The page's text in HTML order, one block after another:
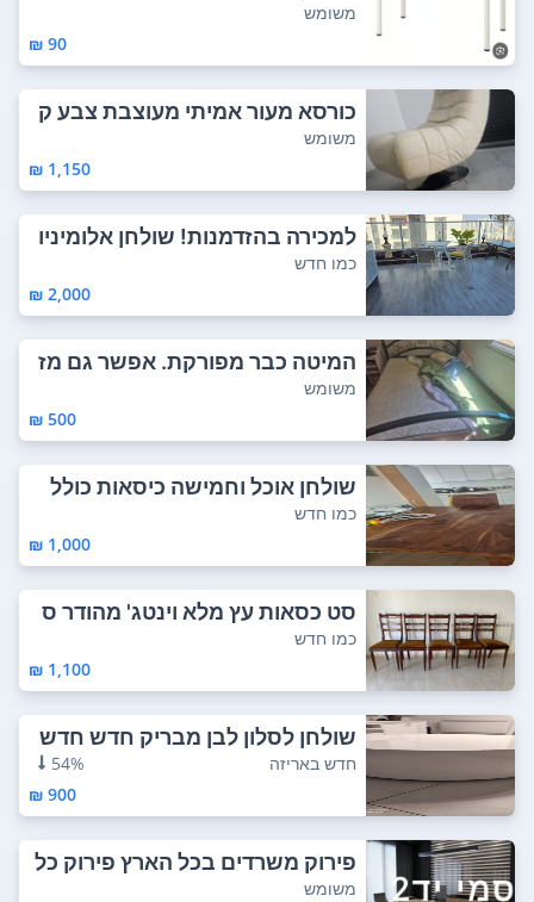
משומש
90 ₪
כורסא מעור אמיתי מעוצבת צבע ק
רם עם רגל מ...
משומש
1,150 ₪
למכירה בהזדמנות! שולחן אלומיניו
ם יוקרתי ...
כמו חדש
2,000 ₪
המיטה כבר מפורקת. אפשר גם מז
רן ב 300 מיט...
משומש
500 ₪
שולחן אוכל וחמישה כיסאות כולל
שתי הרחבות...
כמו חדש
1,000 ₪
סט כסאות עץ מלא וינטג' מהודר ס
ט כסאות מע...
כמו חדש
1,100 ₪
שולחן לסלון לבן מבריק חדש חדש
גודל 87סמ
חדש באריזה
54%
900 ₪
פירוק משרדים בכל הארץ פירוק כל
סוגי המשר...
משומש